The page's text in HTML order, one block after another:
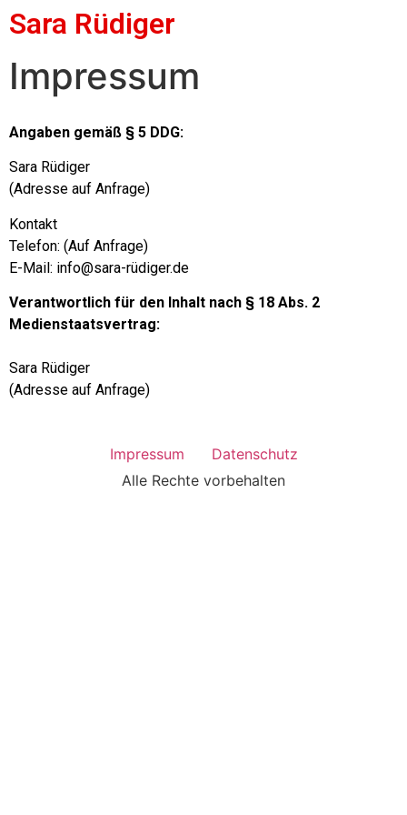
Sara Rüdiger
Impressum
Angaben gemäß § 5 DDG:
Sara Rüdiger
(Adresse auf Anfrage)
Kontakt
Telefon: (Auf Anfrage)
E-Mail: info@sara-rüdiger.de
Verantwortlich für den Inhalt nach § 18 Abs. 2
Medienstaatsvertrag:
Sara Rüdiger
(Adresse auf Anfrage)
Impressum
Datenschutz
Alle Rechte vorbehalten